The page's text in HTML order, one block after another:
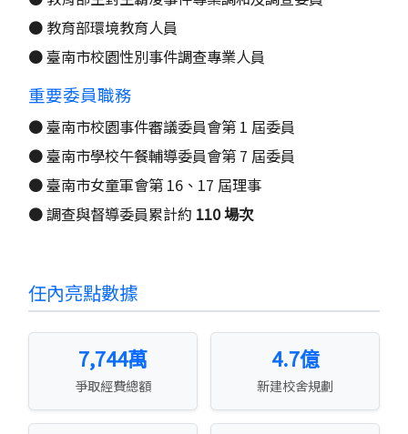
● 教育部環境教育人員
● 臺南市校園性別事件調查專業人員
重要委員職務
● 臺南市校園事件審議委員會第 1 屆委員
● 臺南市學校午餐輔導委員會第 7 屆委員
● 臺南市女童軍會第 16、17 屆理事
● 調查與督導委員累計約 110 場次
任內亮點數據
7,744萬
爭取經費總額
4.7億
新建校舍規劃